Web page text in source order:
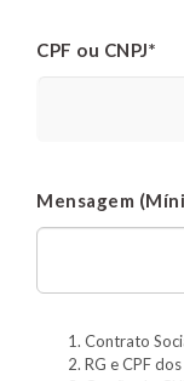
CPF ou CNPJ*
Mensagem
Contrato
RG e CPF